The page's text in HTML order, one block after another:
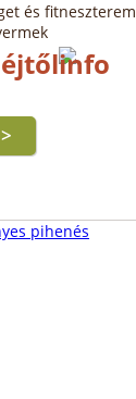
és fitneszterem